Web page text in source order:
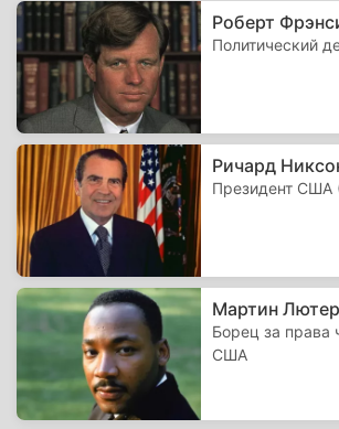
Роберт
Политический
Ричард
Президент США
Мартин
Борец за права
США